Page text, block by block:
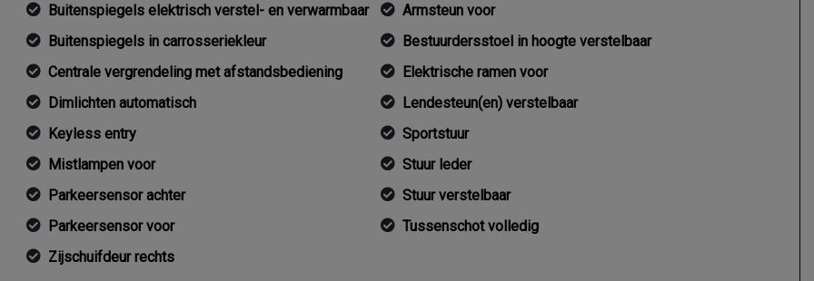
Buitenspiegels elektrisch verstel- en verwarmbaar
Buitenspiegels in carrosseriekleur
Centrale vergrendeling met afstandsbediening
Dimlichten automatisch
Keyless entry
Mistlampen voor
Parkeersensor achter
Parkeersensor voor
Zijschuifdeur rechts
Armsteun voor
Bestuurdersstoel in hoogte verstelbaar
Elektrische ramen voor
Lendesteun(en) verstelbaar
Sportstuur
Stuur leder
Stuur verstelbaar
Tussenschot volledig